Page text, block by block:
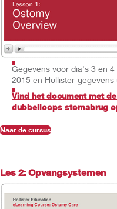
Gegevens voor dia's 3 en
2015 en Hollister-gegevens
Vind het document met
dubbelloops stomabrug
Naar de cursus
Les 2: Opvangsystemen